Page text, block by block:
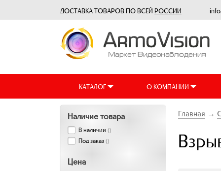
ДОСТАВКА ТОВАРОВ ПО ВСЕЙ РОССИИ
КАТАЛОГ О КОМПАНИИ
Наличие товара
В наличии()
Под заказ()
Цена
Главная →